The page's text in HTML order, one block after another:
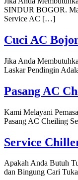
SINDUR BOGOR.
Service AC […]
Cuci AC
Jika Anda
Laskar Pendingin
Pasang AC
Kami Melayani
Pasang AC Cheiling
Service
Apakah Anda Butuh
dan Bingung Cari